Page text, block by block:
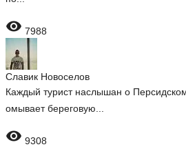
 7988
Славик Новоселов
Каждый турист наслышан о
омывает береговую...
 9308